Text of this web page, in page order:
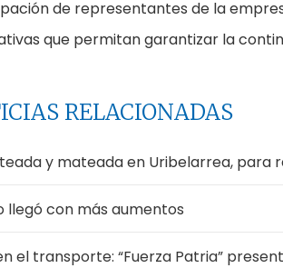
de representantes de la
que permitan garantizar la
RELACIONADAS
y mateada en Uribelarrea, para
llegó con más aumentos
el transporte: “Fuerza Patria”